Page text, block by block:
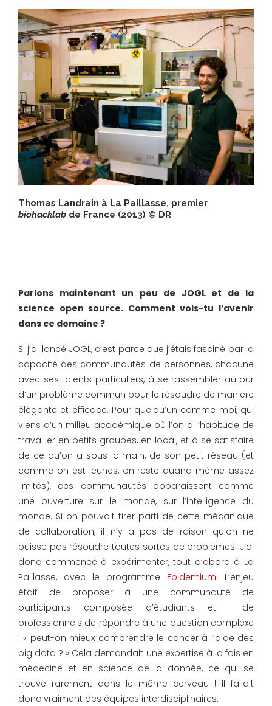
Thomas Landrain à La Paillasse, premier
biohacklab de France (2013) © DR
Parlons maintenant un peu de JOGL et de la
science open source. Comment vois-tu l’avenir
dans ce domaine ?
Si j’ai lancé JOGL, c’est parce que j’étais fasciné par la
capacité des communautés de personnes, chacune
avec ses talents particuliers, à se rassembler autour
d’un problème commun pour le résoudre de manière
élégante et efficace. Pour quelqu’un comme moi, qui
viens d’un milieu académique où l’on a l’habitude de
travailler en petits groupes, en local, et à se satisfaire
de ce qu’on a sous la main, de son petit réseau (et
comme on est jeunes, on reste quand même assez
limités), ces communautés apparaissent comme
une ouverture sur le monde, sur l’intelligence du
monde. Si on pouvait tirer parti de cette mécanique
de collaboration, il n’y a pas de raison qu’on ne
puisse pas résoudre toutes sortes de problèmes. J’ai
donc commencé à expérimenter, tout d’abord à La
Paillasse, avec le programme Epidemium. L’enjeu
était de proposer à une communauté de
participants composée d’étudiants et de
professionnels de répondre à une question complexe
: « peut-on mieux comprendre le cancer à l’aide des
big data ? » Cela demandait une expertise à la fois en
médecine et en science de la donnée, ce qui se
trouve rarement dans le même cerveau ! Il fallait
donc vraiment des équipes interdisciplinaires.